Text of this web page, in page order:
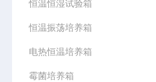
恒温恒湿试验箱
恒温振荡培养箱
电热恒温培养箱
霉菌培养箱